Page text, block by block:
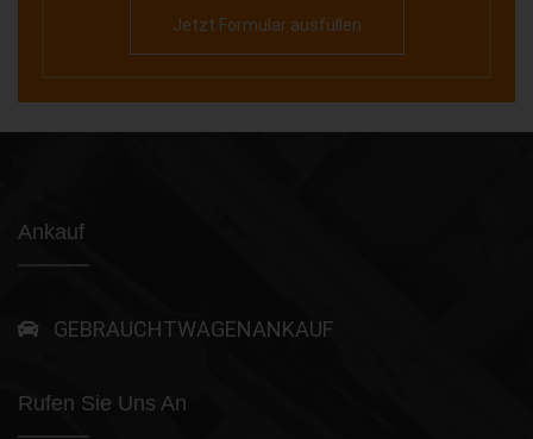
Jetzt Formular ausfüllen
Ankauf
GEBRAUCHTWAGENANKAUF
Rufen Sie Uns An